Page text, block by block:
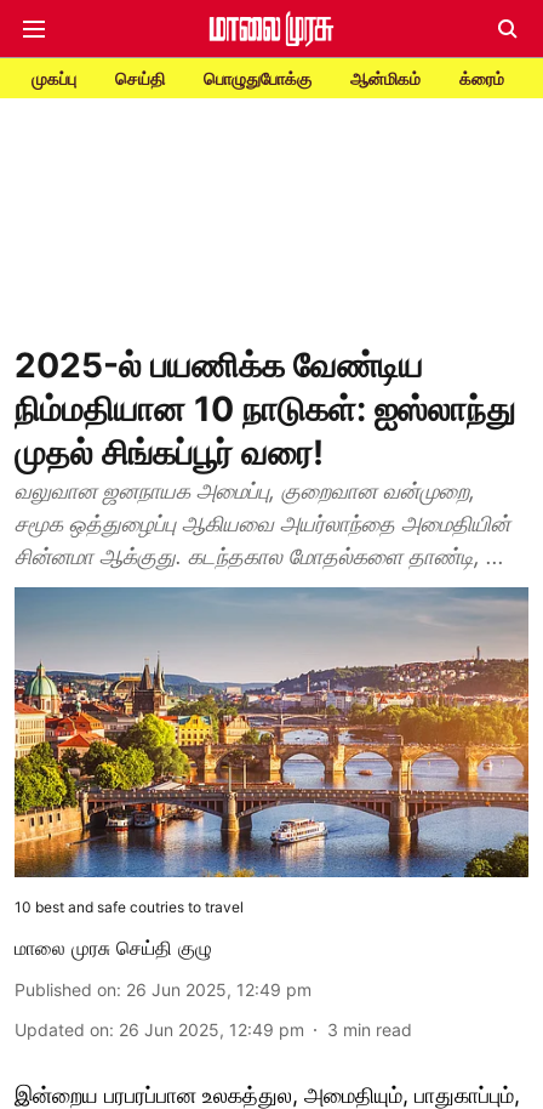
முகப்பு செய்தி பொழுதுபோக்கு ஆன்மிகம் க்ரைம்
2025-ல் பயணிக்க வேண்டிய
நிம்மதியான 10 நாடுகள்: ஐஸ்லாந்து
முதல் சிங்கப்பூர் வரை!
வலுவான ஜனநாயக அமைப்பு, குறைவான வன்முறை,
சமூக ஒத்துழைப்பு ஆகியவை அயர்லாந்தை அமைதியின்
சின்னமா ஆக்குது. கடந்தகால மோதல்களை தாண்டி, ...
10 best and safe coutries to travel
மாலை முரசு செய்தி குழு
Published on: 26 Jun 2025, 12:49 pm
Updated on: 26 Jun 2025, 12:49 pm 3 min read
இன்றைய பரபரப்பான உலகத்துல, அமைதியும், பாதுகாப்பும்,